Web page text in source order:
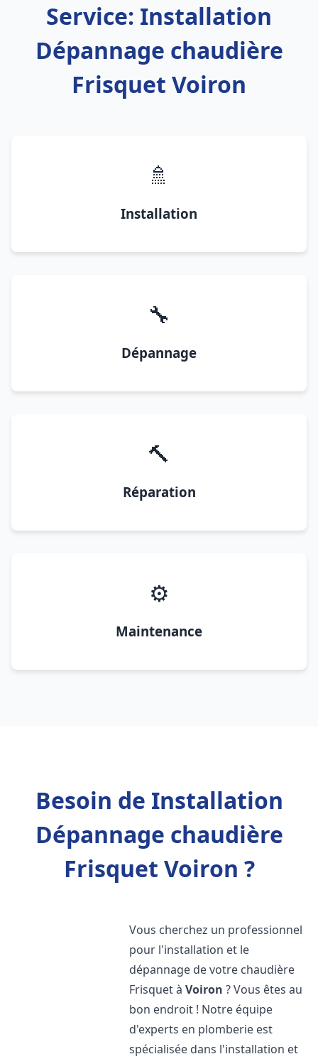
Service: Installation
Dépannage chaudière
Frisquet Voiron
🚿
Installation
🔧
Dépannage
🔨
Réparation
⚙️
Maintenance
Besoin de Installation
Dépannage chaudière
Frisquet Voiron ?
Vous cherchez un professionnel
pour l'installation et le
dépannage de votre chaudière
Frisquet àVoiron ? Vous êtes au
bon endroit ! Notre équipe
d'experts en plomberie est
spécialisée dans l'installation et